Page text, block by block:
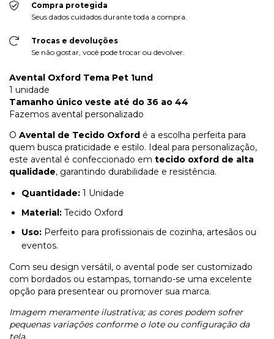
Compra protegida
Seus dados cuidados durante toda a compra.
Trocas e devoluções
Se não gostar, você pode trocar ou devolver.
Avental Oxford Tema Pet 1und
1 unidade
Tamanho único veste até do 36 ao 44
Fazemos avental personalizado
O Avental de Tecido Oxford é a escolha perfeita para
quem busca praticidade e estilo. Ideal para personalização,
este avental é confeccionado em tecido oxford de alta
qualidade, garantindo durabilidade e resistência.
Quantidade: 1 Unidade
Material: Tecido Oxford
Uso: Perfeito para profissionais de cozinha, artesãos ou
eventos.
Com seu design versátil, o avental pode ser customizado
com bordados ou estampas, tornando-se uma excelente
opção para presentear ou promover sua marca.
Imagem meramente ilustrativa; as cores podem sofrer
pequenas variações conforme o lote ou configuração da
tela.